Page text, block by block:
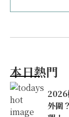
本日熱門
2026
外圍